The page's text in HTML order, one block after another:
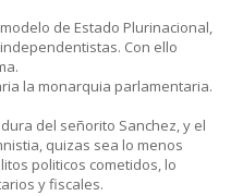
de Estado Plurinacional,
Con ello
la monarquia parlamentaria.
del señorito Sanchez, y el
quizas sea lo menos
politicos cometidos, lo
y fiscales.